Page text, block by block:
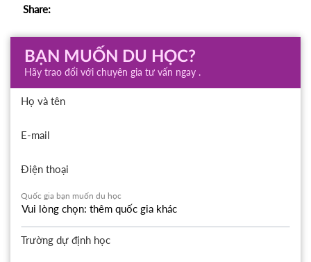
Share:
BẠN MUỐN DU HỌC?
Hãy trao đổi với chuyên gia tư vấn ngay .
Họ và tên
E-mail
Điện thoại
Quốc gia bạn muốn du học
Trường dự định học